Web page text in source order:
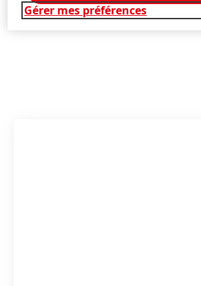
Gérer mes préférences